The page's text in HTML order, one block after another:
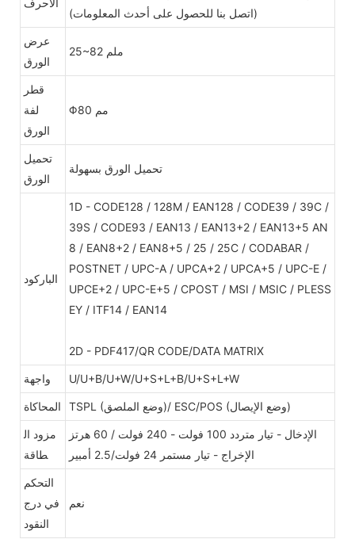
(اتصل بنا للحصول على أحدث المعلومات)
عرض
الورق
25~82 ملم
قطر
لفة
الورق
Φ80 مم
تحميل
الورق
تحميل الورق بسهولة
الباركود
1D - CODE128 / 128M / EAN128 / CODE39 / 39C /
39S / CODE93 / EAN13 / EAN13+2 / EAN13+5 AN
8 / EAN8+2 / EAN8+5 / 25 / 25C / CODABAR /
POSTNET / UPC-A / UPCA+2 / UPCA+5 / UPC-E /
UPCE+2 / UPC-E+5 / CPOST / MSI / MSIC / PLESS
EY / ITF14 / EAN14
2D - PDF417/QR CODE/DATA MATRIX
واجهة U/U+B/U+W/U+S+L+B/U+S+L+W
المحاكاة TSPL (وضع الملصق)/ ESC/POS (وضع الإيصال)
مزود ال
طاقة
الإدخال - تيار متردد 100 فولت - 240 فولت / 60 هرتز
الإخراج - تيار مستمر 24 فولت/2.5 أمبير
التحكم
في درج
النقود
نعم